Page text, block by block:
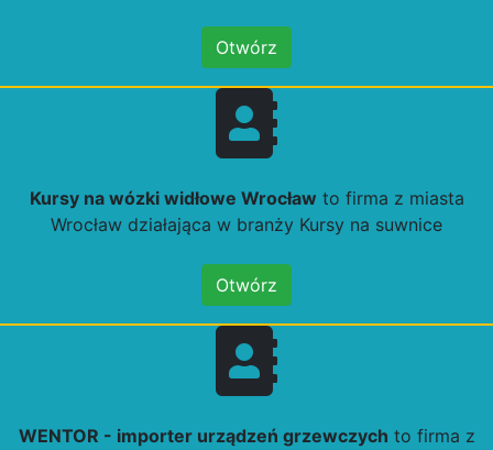
Otwórz
Kursy na wózki widłowe Wrocław to firma z miasta
Wrocław działająca w branży Kursy na suwnice
Otwórz
WENTOR - importer urządzeń grzewczych to firma z